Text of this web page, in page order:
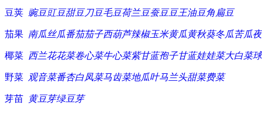
豆荚 豌豆豇豆甜豆刀豆毛豆荷兰豆蚕豆豆王油豆角扁豆
茄果 南瓜丝瓜番茄茄子西葫芦辣椒玉米黄瓜黄秋葵冬瓜苦瓜
椰菜 西兰花花菜卷心菜牛心菜紫甘蓝孢子甘蓝娃娃菜大白菜
野菜 观音菜番杏白凤菜马齿菜地瓜叶马兰头甜菜费菜
芽苗 黄豆芽绿豆芽